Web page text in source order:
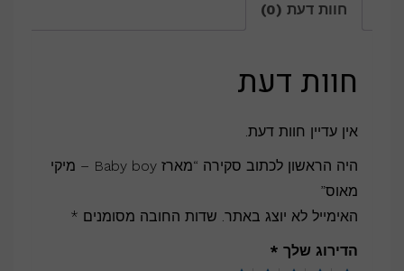
חוות דעת (0)
חוות דעת
אין עדיין חוות דעת.
היה הראשון לכתוב סקירה “מארז Baby boy – מיקי
מאוס”
האימייל לא יוצג באתר. שדות החובה מסומנים *
הדירוג שלך *